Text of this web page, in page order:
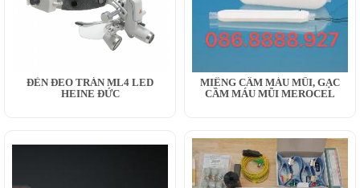
ĐÈN ĐEO TRÁN ML4 LED
HEINE ĐỨC
MIẾNG CẦM MÁU MŨI, GẠC
CẦM MÁU MŨI MEROCEL